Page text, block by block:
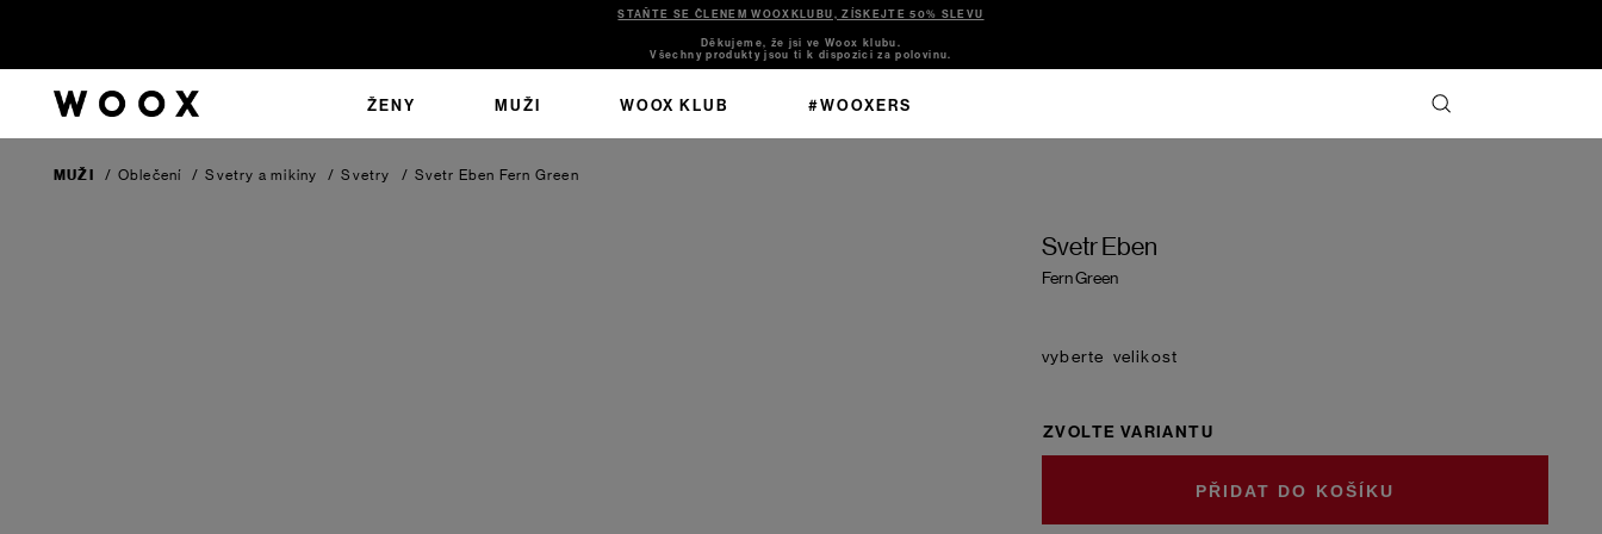
STAŇTE SE ČLENEM WOOXKLUBU, ZÍSKEJTE 50% SLEVU
Děkujeme, že jsi ve Woox klubu.
Všechny produkty jsou ti k dispozici za polovinu.
ŽENY MUŽI WOOX KLUB #WOOXERS
MUŽI / Oblečení / Svetry a mikiny / Svetry / Svetr Eben Fern Green
Svetr Eben
Fern Green
velikost
ZVOLTE VARIANTU
DO KOŠÍKU